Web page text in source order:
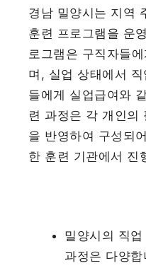
경남 밀양시는 지역
훈련 프로그램을 운
로그램은 구직자들
며, 실업 상태에서
들에게 실업급여와
련 과정은 각 개인의
을 반영하여 구성되
한 훈련 기관에서 진
밀양시의 직
과정은 다양합